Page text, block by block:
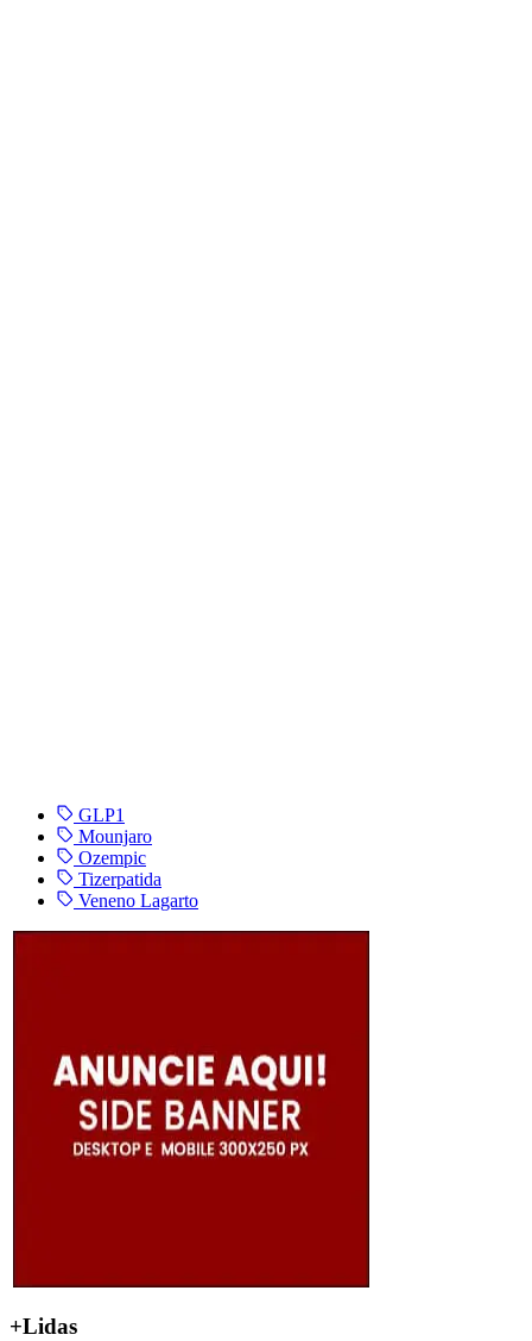
GLP1
Mounjaro
Ozempic
Tizerpatida
Veneno Lagarto
+Lidas